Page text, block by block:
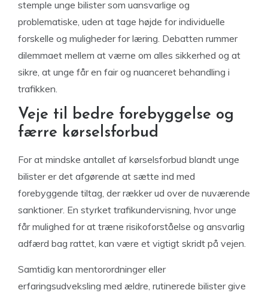
stemple unge bilister som uansvarlige og
problematiske, uden at tage højde for individuelle
forskelle og muligheder for læring. Debatten rummer
dilemmaet mellem at værne om alles sikkerhed og at
sikre, at unge får en fair og nuanceret behandling i
trafikken.
Veje til bedre forebyggelse og
færre kørselsforbud
For at mindske antallet af kørselsforbud blandt unge
bilister er det afgørende at sætte ind med
forebyggende tiltag, der rækker ud over de nuværende
sanktioner. En styrket trafikundervisning, hvor unge
får mulighed for at træne risikoforståelse og ansvarlig
adfærd bag rattet, kan være et vigtigt skridt på vejen.
Samtidig kan mentorordninger eller
erfaringsudveksling med ældre, rutinerede bilister give